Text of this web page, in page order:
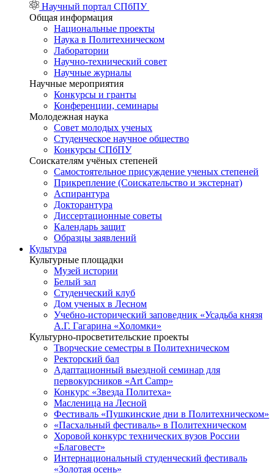
Научный портал СПбПУ
Общая информация
Национальные проекты
Наука в Политехническом
Лаборатории
Научно-технический совет
Научные журналы
Научные мероприятия
Конкурсы и гранты
Конференции, семинары
Молодежная наука
Совет молодых ученых
Студенческое научное общество
Конкурсы СПбПУ
Соискателям учёных степеней
Самостоятельное присуждение ученых степеней
Прикрепление (Соискательство и экстернат)
Аспирантура
Докторантура
Диссертационные советы
Календарь защит
Образцы заявлений
Культура
Культурные площадки
Музей истории
Белый зал
Студенческий клуб
Дом ученых в Лесном
Учебно-исторический заповедник «Усадьба князя
А.Г. Гагарина «Холомки»
Культурно-просветительские проекты
Творческие семестры в Политехническом
Ректорский бал
Адаптационный выездной семинар для
первокурсников «Art Camp»
Конкурс «Звезда Политеха»
Масленица на Лесной
Фестиваль «Пушкинские дни в Политехническом»
«Пасхальный фестиваль» в Политехническом
Хоровой конкурс технических вузов России
«Благовест»
Интернациональный студенческий фестиваль
«Золотая осень»